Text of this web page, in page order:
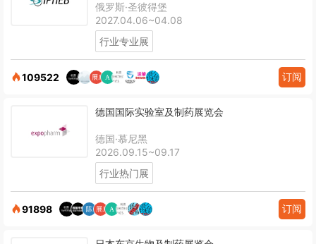
俄罗斯·圣彼得堡
2027.04.06~04.08
行业专业展
109522 订阅
德国国际实验室及制药展览会
德国·慕尼黑
2026.09.15~09.17
行业热门展
91898 订阅